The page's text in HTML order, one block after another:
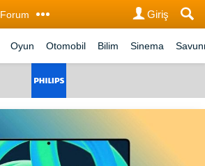
Forum Giriş
Oyun Otomobil Bilim Sinema